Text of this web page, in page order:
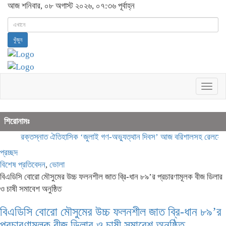
আজ শনিবার, ০৮ অগাস্ট ২০২৬, ০৭:৩৬ পূর্বাহ্ন
খুঁজুন
শিরোনামঃ
রক্তস্নাত ঐতিহাসিক ‌‘জুলাই গণ-অভ্যুত্থান দিবস’ আজ বরিশালসহ রেলসেবা
প্রচ্ছদ
বিশেষ প্রতিবেদন, ভোলা
বিএডিসি বোরো মৌসুমের উচ্চ ফলনশীল জাত ব্রি-ধান ৮৯’র প্রচারণামূলক বীজ ডিলার
ও চাষী সমাবেশ অনুষ্ঠিত
বিএডিসি বোরো মৌসুমের উচ্চ ফলনশীল জাত ব্রি-ধান ৮৯’র